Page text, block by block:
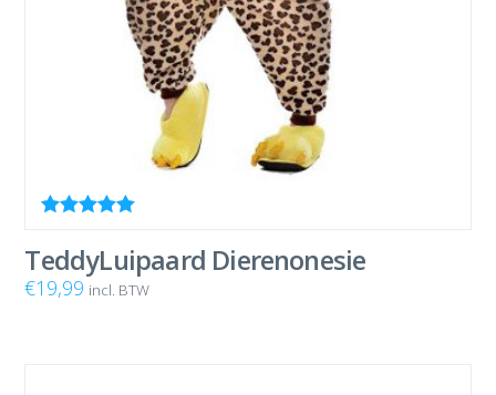
5.00
uit 5
TeddyLuipaard Dierenonesie
€19,99 incl. BTW